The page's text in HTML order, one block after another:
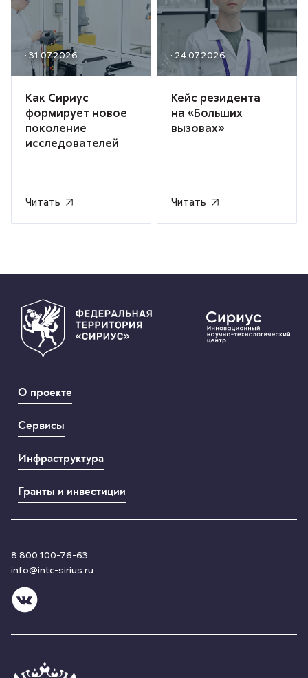
· 31.07.2026
Как Сириус
формирует новое
поколение
исследователей
Читать
· 24.07.2026
Кейс резидента
на «Больших
вызовах»
Читать
О проекте
Сервисы
Инфраструктура
Гранты и инвестиции
8 800 100-76-63
info@intc-sirius.ru